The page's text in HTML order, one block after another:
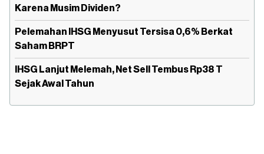
Karena Musim Dividen?
Pelemahan IHSG Menyusut Tersisa 0,6% Berkat
Saham BRPT
IHSG Lanjut Melemah, Net Sell Tembus Rp38 T
Sejak Awal Tahun